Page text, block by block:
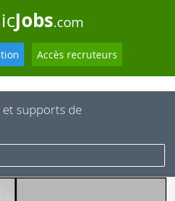
Jobs.com
Accès recruteurs
supports de